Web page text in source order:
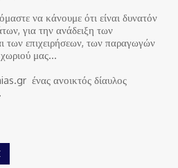
να κάνουμε ότι είναι δυνατόν
για την ανάδειξη των
των επιχειρήσεων, των παραγωγών
μας…
ένας ανοικτός δίαυλος